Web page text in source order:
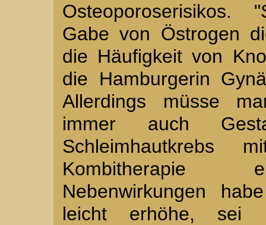
Gabe von Östrogen
die Häufigkeit von
die Hamburgerin
Allerdings müsse
immer auch
Schleimhautkrebs
Kombitherapie
Nebenwirkungen
leicht erhöhe, sei